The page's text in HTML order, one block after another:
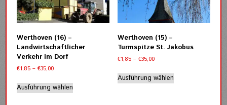
können
auf
gewählt
können
auf
gewählt
Werthoven (16) –
Landwirtschaftlicher
Verkehr im Dorf
€1,85 –€35,00Preisspanne:
bis
€35,00
Ausführung wählen
Dieses
Produkt
Werthoven (15) –
Turmspitze St. Jakobus
€1,85 – €35,00Preisspanne:
bis
€35,00
Ausführung wählen
Dieses
Produkt